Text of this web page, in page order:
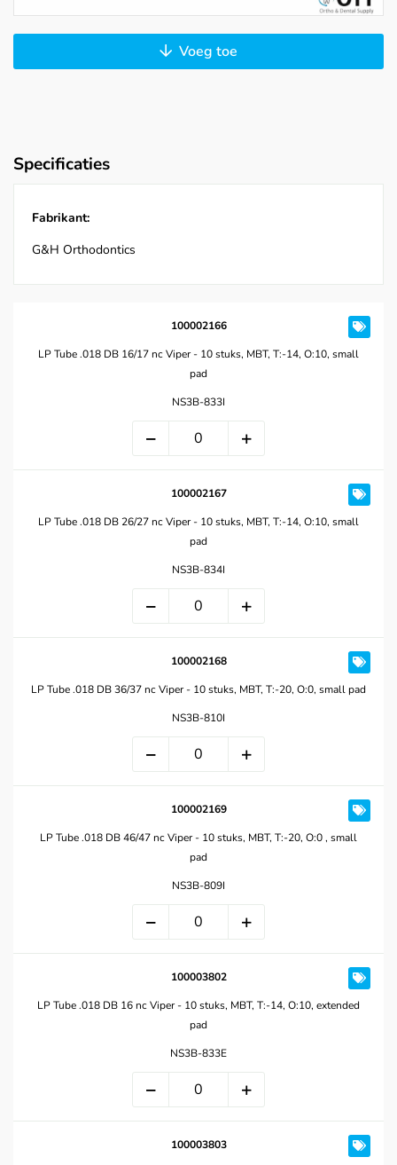
Voeg toe
Specificaties
Fabrikant:
G&H Orthodontics
100002166
LP Tube .018 DB 16/17 nc Viper - 10 stuks, MBT, T:-14, O:10, small
pad
NS3B-833I
100002167
LP Tube .018 DB 26/27 nc Viper - 10 stuks, MBT, T:-14, O:10, small
pad
NS3B-834I
100002168
LP Tube .018 DB 36/37 nc Viper - 10 stuks, MBT, T:-20, O:0, small pad
NS3B-810I
100002169
LP Tube .018 DB 46/47 nc Viper - 10 stuks, MBT, T:-20, O:0 , small
pad
NS3B-809I
100003802
LP Tube .018 DB 16 nc Viper - 10 stuks, MBT, T:-14, O:10, extended
pad
NS3B-833E
100003803